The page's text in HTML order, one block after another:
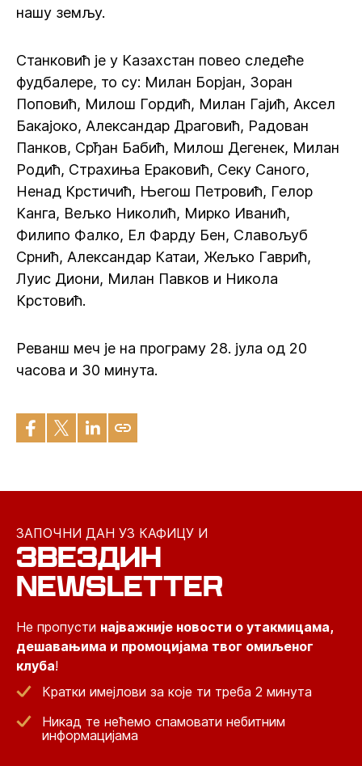
нашу земљу.
Станковић је у Казахстан повео следеће
фудбалере, то су: Милан Борјан, Зоран
Поповић, Милош Гордић, Милан Гајић, Аксел
Бакајоко, Александар Драговић, Радован
Панков, Срђан Бабић, Милош Дегенек, Милан
Родић, Страхиња Ераковић, Секу Саного,
Ненад Крстичић, Његош Петровић, Гелор
Канга, Вељко Николић, Мирко Иванић,
Филипо Фалко, Ел Фарду Бен, Славољуб
Срнић, Александар Катаи, Жељко Гаврић,
Луис Диони, Милан Павков и Никола
Крстовић.
Реванш меч је на програму 28. јула од 20
часова и 30 минута.
ЗАПОЧНИ ДАН УЗ КАФИЦУ И
ЗВЕЗДИН
NEWSLETTER
Не пропусти најважније новости о утакмицама,
дешавањима и промоцијама твог омиљеног
клуба!
Кратки имејлови за које ти треба 2 минута
Никад те нећемо спамовати небитним
информацијама